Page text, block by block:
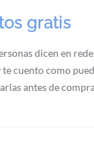
gratis
dicen en
cuento como
antes de